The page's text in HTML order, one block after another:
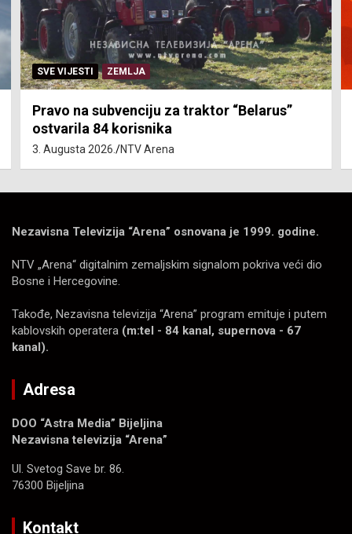
SVE VIJESTI ZEMLJA
Pravo na subvenciju za traktor “Belarus”
ostvarila 84 korisnika
3. Augusta 2026. NTV Arena
Nezavisna Televizija “Arena” osnovana je 1999. godine.
NTV „Arena“ digitalnim zemaljskim signalom pokriva veći dio
Bosne i Hercegovine.
Takođe, Nezavisna televizija “Arena” program emituje i putem
kablovskih operatera (m:tel - 84 kanal, supernova - 67
kanal).
Adresa
DOO “Astra Media” Bijeljina
Nezavisna televizija “Arena”
Ul. Svetog Save br. 86.
76300 Bijeljina
Kontakt